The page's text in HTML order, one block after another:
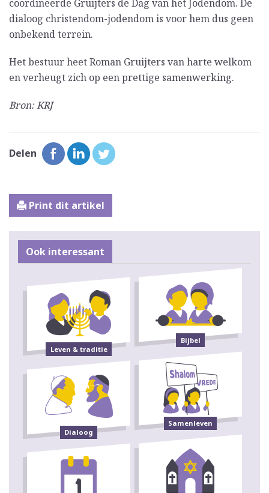
coördineerde Gruijters de Dag van het Jodendom. De
dialoog christendom-jodendom is voor hem dus geen
onbekend terrein.
Het bestuur heet Roman Gruijters van harte welkom
en verheugt zich op een prettige samenwerking.
Bron: KRJ
Delen
Print dit artikel
Ook interessant
Leven & traditie
Bijbel
Dialoog
Samenleven